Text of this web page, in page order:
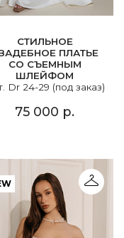
СТИЛЬНОЕ
ПЛАТЬЕ
СО СЪЕМНЫМ
ШЛЕЙФОМ
Dr 24-29 (под заказ)
75 000 р.